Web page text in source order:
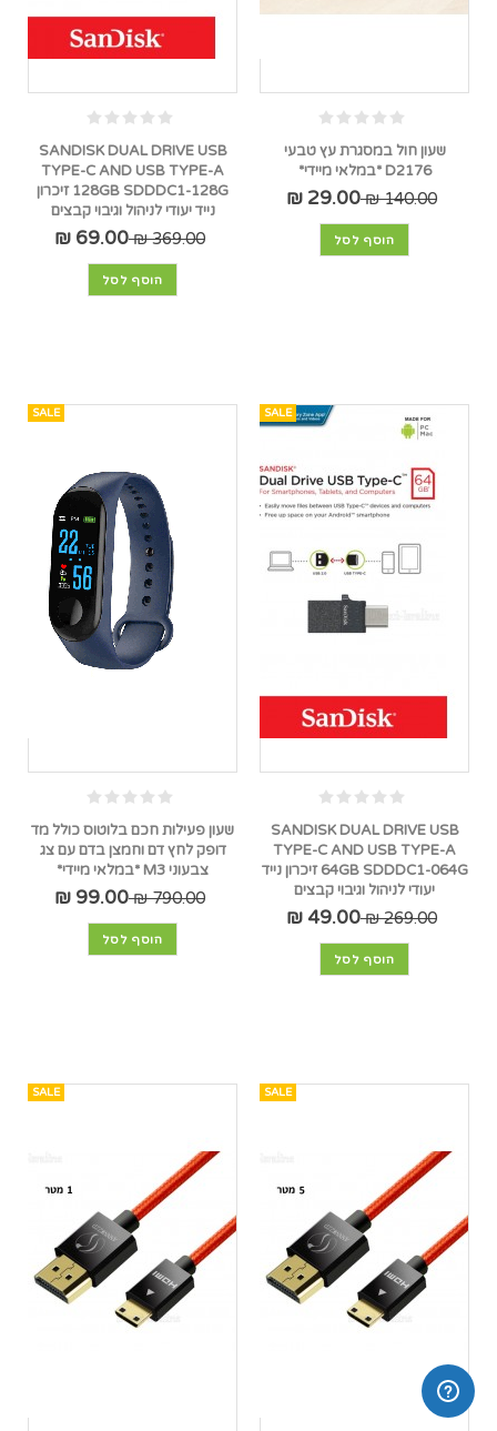
שעון חול במסגרת עץ טבעי
D2176 *במלאי מיידי*
140.00 ₪
29.00 ₪
הוסף לסל
SANDISK DUAL DRIVE USB
TYPE-C AND USB TYPE-A
128GB SDDDC1-128G זיכרון
נייד יעודי לניהול וגיבוי קבצים
369.00 ₪
69.00 ₪
הוסף לסל
SALE
SANDISK DUAL DRIVE USB
TYPE-C AND USB TYPE-A
64GB SDDDC1-064G זיכרון נייד
יעודי לניהול וגיבוי קבצים
269.00 ₪
49.00 ₪
הוסף לסל
SALE
שעון פעילות חכם בלוטוס כולל מד
דופק לחץ דם וחמצן בדם עם צג
צבעוני M3 *במלאי מיידי*
790.00 ₪
99.00 ₪
הוסף לסל
SALE
SALE